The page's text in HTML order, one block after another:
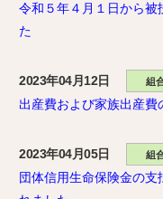
令和５年４月１日から被
た
2023年04月12日 組
出産費および家族出産費
2023年04月05日 組
団体信用生命保険金の支